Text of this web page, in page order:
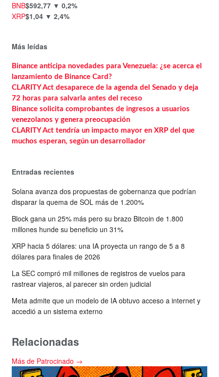
BNB$592,77 ▼ 0,2%
XRP$1,04 ▼ 2,4%
Más leídas
Binance anticipa novedades para Venezuela: ¿se acerca el
lanzamiento de Binance Card?
CLARITY Act desaparece de la agenda del Senado y deja
72 horas para salvarla antes del receso
Binance solicita comprobantes de ingresos a usuarios
venezolanos y genera preocupación
CLARITY Act tendría un impacto mayor en XRP del que
muchos esperan, según un desarrollador
Entradas recientes
Solana avanza dos propuestas de gobernanza que podrían
disparar la quema de SOL más de 1.200%
Block gana un 25% más pero su brazo Bitcoin de 1.800
millones hunde su beneficio un 31%
XRP hacia 5 dólares: una IA proyecta un rango de 5 a 8
dólares para finales de 2026
La SEC compró mil millones de registros de vuelos para
rastrear viajeros, al parecer sin orden judicial
Meta admite que un modelo de IA obtuvo acceso a internet y
accedió a un sistema externo
Relacionadas
Más de Patrocinado →